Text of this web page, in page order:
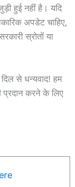
हुई नहीं है। यदि
अपडेट चाहिए,
स्रोतों या
से धन्यवाद! हम
प्रदान करने के लिए